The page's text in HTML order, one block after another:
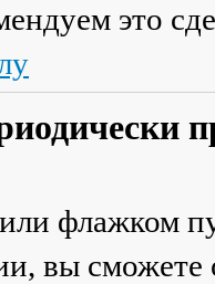
это
флажком
, вы сможете